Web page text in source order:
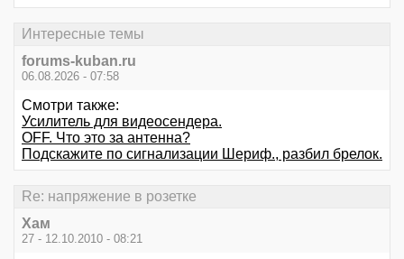
Интересные темы
forums-kuban.ru
06.08.2026 - 07:58
Смотри также:
Усилитель для видеосендера.
OFF. Что это за антенна?
Подскажите по сигнализации Шериф., разбил брелок.
Re: напряжение в розетке
Хам
27 - 12.10.2010 - 08:21